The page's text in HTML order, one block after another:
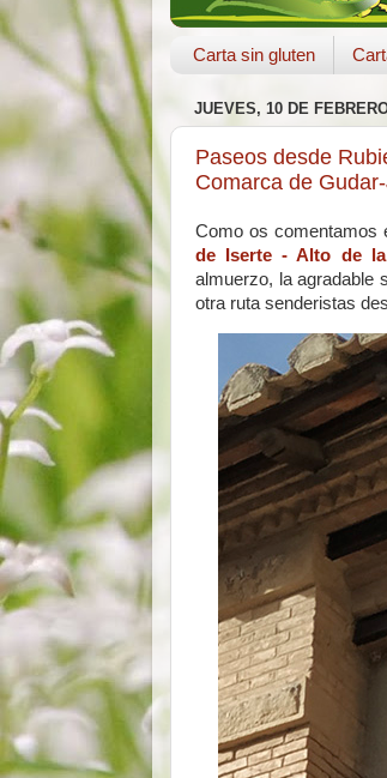
Carta sin gluten
JUEVES, 10 DE
Paseos desde
Comarca de
Como os comentamos
de Iserte - Alto de la
almuerzo, la agradable
otra ruta senderistas